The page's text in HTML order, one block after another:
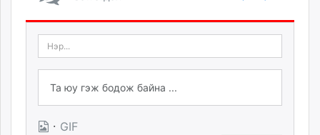
· GIF